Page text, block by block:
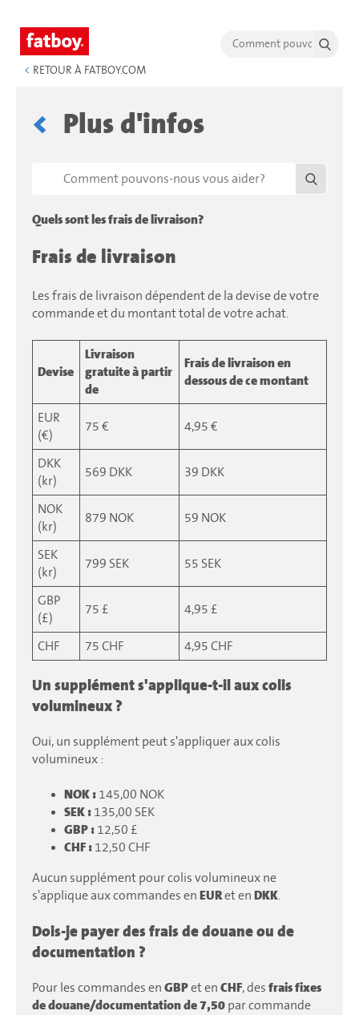
< RETOUR À FATBOY.COM
Plus d'infos
Quels sont les frais de livraison?
Frais de livraison
Les frais de livraison dépendent de la devise de votre
commande et du montant total de votre achat.
Devise
Livraison
gratuite à partir
de
Frais de livraison en
dessous de ce montant
EUR
(€)
75 € 4,95 €
DKK
(kr)
569 DKK 39 DKK
NOK
(kr)
879 NOK 59 NOK
SEK
(kr)
799 SEK 55 SEK
GBP
(£)
75 £ 4,95 £
CHF 75 CHF 4,95 CHF
Un supplément s'applique-t-il aux colis
volumineux ?
Oui, un supplément peut s'appliquer aux colis
volumineux :
NOK : 145,00 NOK
SEK : 135,00 SEK
GBP : 12,50 £
CHF : 12,50 CHF
Aucun supplément pour colis volumineux ne
s'applique aux commandes en EURet en DKK.
Dois-je payer des frais de douane ou de
documentation ?
Pour les commandes en GBPet en CHF, des frais fixes
de douane/documentation de 7,50 par commande